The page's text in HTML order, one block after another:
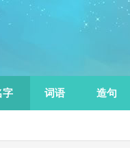
字 词语 造句